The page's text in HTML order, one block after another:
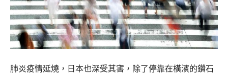
肺炎疫情延燒，日本也深受其害，除了停靠在橫濱的鑽石